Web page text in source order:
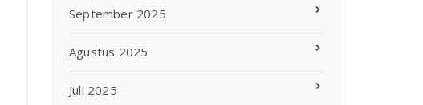
September 2025
Agustus 2025
Juli 2025